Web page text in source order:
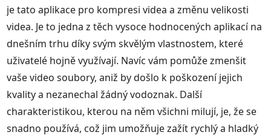
je tato aplikace pro kompresi videa a změnu velikosti
videa. Je to jedna z těch vysoce hodnocených aplikací na
dnešním trhu díky svým skvělým vlastnostem, které
uživatelé hojně využívají. Navíc vám pomůže zmenšit
vaše video soubory, aniž by došlo k poškození jejich
kvality a nezanechal žádný vodoznak. Další
charakteristikou, kterou na něm všichni milují, je, že se
snadno používá, což jim umožňuje zažít rychlý a hladký